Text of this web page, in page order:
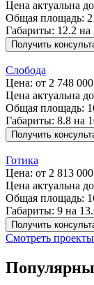
Цена актуальна
Общая площадь:
Габариты: 12.2 на
Получить
Слобода
Цена: от 2 748
Цена актуальна
Общая площадь:
Габариты: 8.8 на
Получить
Готика
Цена: от 2 813
Цена актуальна
Общая площадь:
Габариты: 9 на
Получить
Смотреть